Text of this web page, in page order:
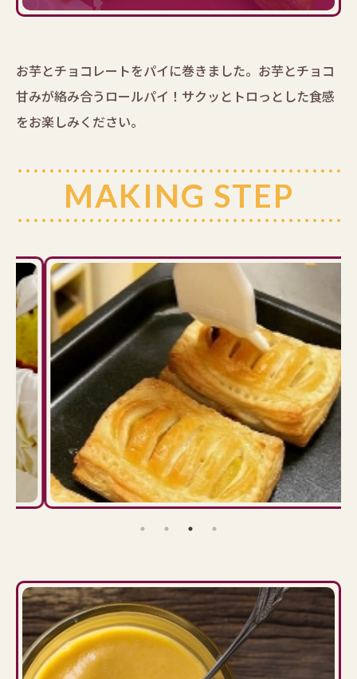
お芋とチョコレートをパイに巻きました。お芋とチョコ
甘みが絡み合うロールパイ！サクッとトロっとした食感
をお楽しみください。
MAKING STEP